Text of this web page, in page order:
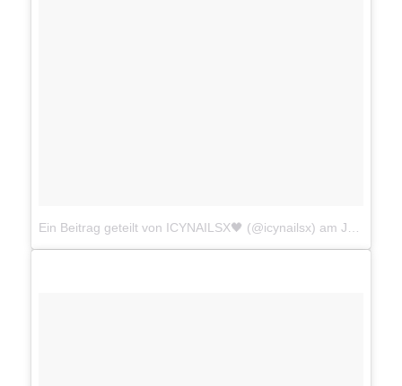
Ein Beitrag geteilt von ICYNAILSX🖤 (@icynailsx) am Jul 14, 2018 um 3:15 PDT